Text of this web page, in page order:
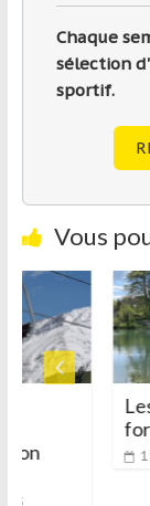
Chaque
sélection
sportif.
Vous